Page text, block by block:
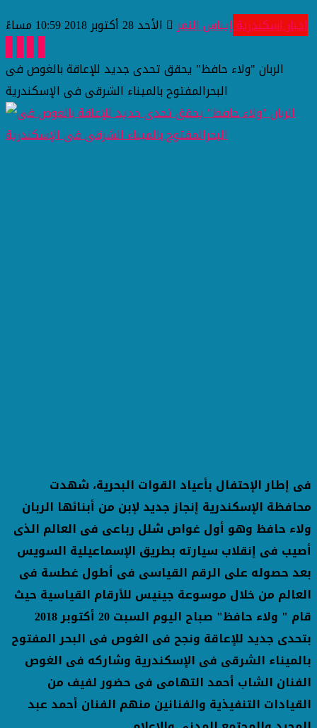
اخبار اسكندريةإيناس النمر
الأحد 28 أكتوبر 2018 10:59 مساءً
الربان "ولاء حافظ" يحقق تحدى جديد للإعاقة بالغوص فى
البحرالمفتوح بالميناء الشرقى فى الإسكندرية
فى إطار الإحتفال بأعياد القوات البحرية، شهدت
محافظة الإسكندرية إنجاز جديد لإبن من أبنائها الربان
ولاء حافظ وهو أول غواص شلل رباعى فى العالم الذى
أصيب فى إنقلاب سيارته بطريق الإسماعيلية السويس
بعد حصوله على الرقم القياسى فى أطول غطسة فى
العالم من خلال موسوعة جينيس للأرقام القياسية حيث
قام " ولاء حافظ" صباح اليوم السبت 20 أكتوبر 2018
بتحدى جديد للإعاقة ونجح فى الغوص فى البحر المفتوح
بالميناء الشرقى فى الإسكندرية وشاركه فى الغوص
الفنان الشاب أحمد التهامى فى حضور لفيف من
القيادات التنفيذية والفنانين منهم الفنان أحمد عبد